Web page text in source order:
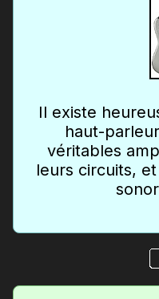
Il existe
haut-
véritables
leurs circuits,